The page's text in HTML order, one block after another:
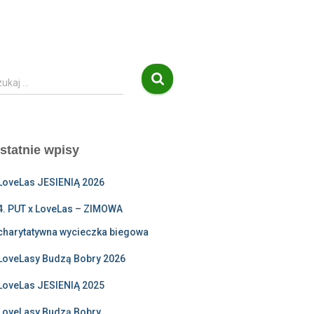
…
wpisy
JESIENIĄ 2026
PUT x LoveLas – ZIMOWA
wycieczka biegowa
Budzą Bobry 2026
JESIENIĄ 2025